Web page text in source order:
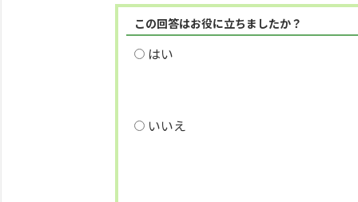
この回答はお役に立ちましたか？
はい
いいえ